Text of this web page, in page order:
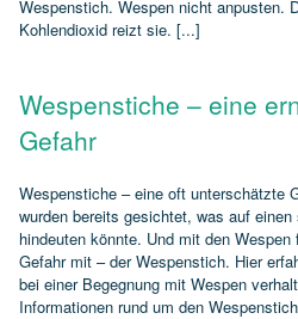
Wespenstich. Wespen nicht anpusten.
Kohlendioxid reizt sie. [...]
Wespenstiche – eine
Gefahr
Wespenstiche – eine oft unterschätzte
wurden bereits gesichtet, was auf
hindeuten könnte. Und mit den
Gefahr mit – der Wespenstich. Hier
bei einer Begegnung mit Wespen
Informationen rund um den